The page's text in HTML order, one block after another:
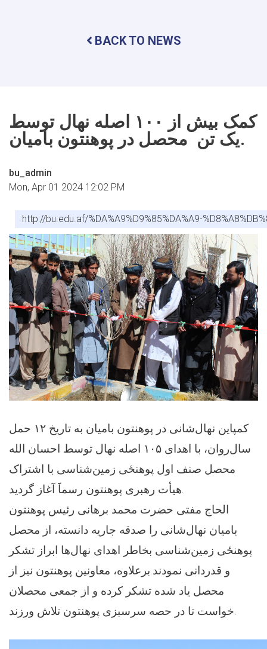
محصلان
مدت
کمپیوتر
BACK TO NEWS
کمک بیش از ۱۰۰ اصله نهال توسط
یک تن محصل در پوهنتون بامیان.
bu_admin
Mon, Apr 01 2024 12:02 PM
http://bu.edu.af/%DA%A9%D9%85%DA%A9-
کمپاین نهال‌شانی در پوهنتون بامیان به تاریخ ۱۲ حمل
سال‌روان، با اهدای ۱۰۵ اصله نهال توسط احسان الله
محصل صنف اول پوهنځی زمین‌شناسی با اشتراک
هیأت رهبری پوهنتون رسماََ آغاز گردید.
الحاج مفتی حضرت محمد برهانی رئیس پوهنتون
بامیان نهال‌شانی را صدقه جاریه دانسته، از محصل
پوهنځی زمین‌شناسی بخاطر اهدای نهال‌ها ابراز تشکر
و قدردانی نمودند.برعلاوه، معاونین پوهنتون نیز از
محصل یاد شده تشکر کرده و از جمعی محصلان
خواست تا در حصه سرسبزی پوهنتون تلاش ورزند.